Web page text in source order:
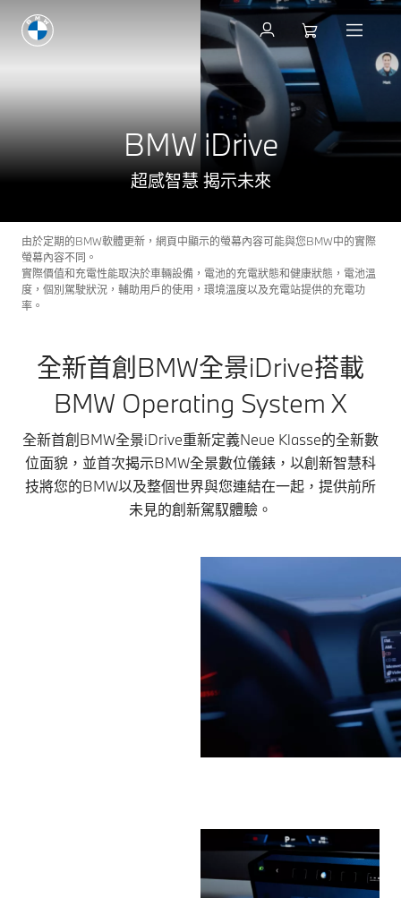
BMW iDrive
超感智慧 揭示未來
由於定期的BMW軟體更新，網頁中顯示的螢幕內容可能與您BMW中的實際
螢幕內容不同。
實際價值和充電性能取決於車輛設備，電池的充電狀態和健康狀態，電池溫
度，個別駕駛狀況，輔助用戶的使用，環境溫度以及充電站提供的充電功
率。
全新首創BMW全景iDrive搭載
BMW Operating System X
全新首創BMW全景iDrive重新定義Neue Klasse的全新數
位面貌，並首次揭示BMW全景數位儀錶，以創新智慧科
技將您的BMW以及整個世界與您連結在一起，提供前所
未見的創新駕馭體驗。